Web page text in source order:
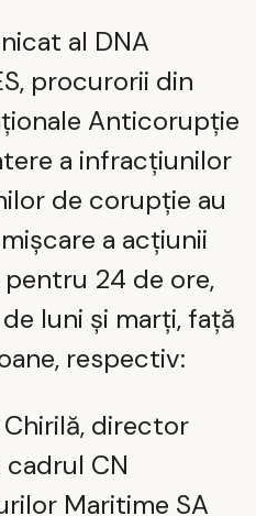
al DNA
procurorii din
Anticorupție
a infracțiunilor
de corupție au
a acțiunii
24 de ore,
luni și marți, față
respectiv:
director
cadrul CN
Maritime SA